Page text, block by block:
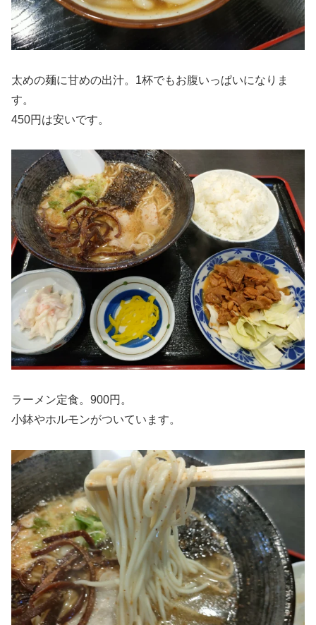
太めの麺に甘めの出汁。1杯でもお腹いっぱいになりま
す。
450円は安いです。
ラーメン定食。900円。
小鉢やホルモンがついています。